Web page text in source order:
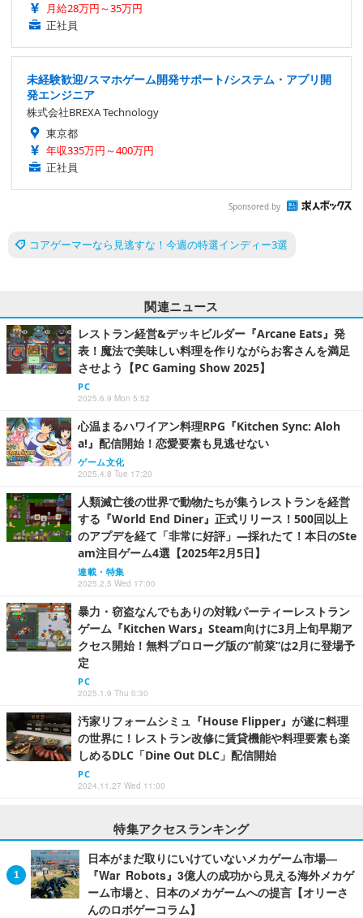
月給28万円～35万円
正社員
未経験歓迎/スマホゲーム開発サポート/システム・アプリ開
発エンジニア
株式会社BREXA Technology
東京都
年収335万円～400万円
正社員
Sponsored by
コアゲーマーなら見逃すな！今週の特選インディー3選
関連ニュース
レストラン経営&デッキビルダー『Arcane Eats』発
表！魔法で美味しい料理を作りながらお客さんを満足
させよう【PC Gaming Show 2025】
PC
2025.6.9 Mon 5:52
心温まるハワイアン料理RPG『Kitchen Sync: Aloh
a!』配信開始！恋愛要素も見逃せない
ゲーム文化
2025.4.8 Tue 17:20
人類滅亡後の世界で動物たちが集うレストランを経営
する『World End Diner』正式リリース！500回以上
のアプデを経て「非常に好評」―採れたて！本日のSte
am注目ゲーム4選【2025年2月5日】
連載・特集
2025.2.5 Wed 17:00
暴力・窃盗なんでもありの対戦パーティーレストラン
ゲーム『Kitchen Wars』Steam向けに3月上旬早期ア
クセス開始！無料プロローグ版の“前菜”は2月に登場予
定
PC
2025.1.9 Thu 0:30
汚家リフォームシミュ『House Flipper』が遂に料理
の世界に！レストラン改修に賃貸機能や料理要素も楽
しめるDLC「Dine Out DLC」配信開始
PC
2024.11.27 Wed 11:00
特集アクセスランキング
日本がまだ取りにいけていないメカゲーム市場―
『War Robots』3億人の成功から見える海外メカゲ
ーム市場と、日本のメカゲームへの提言【オリーさ
んのロボゲーコラム】